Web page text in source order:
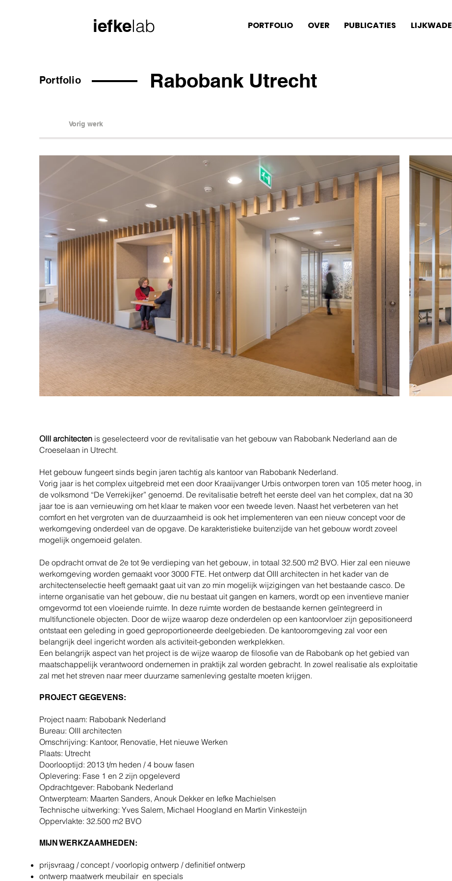
iefkelab PORTFOLIO OVER PUBLICATIES LIJKWADE
Portfolio Rabobank Utrecht
Vorig werk
OIII architecten is geselecteerd voor de revitalisatie van het gebouw van Rabobank Nederland aan de
Croeselaan in Utrecht.
Het gebouw fungeert sinds begin jaren tachtig als kantoor van Rabobank Nederland.
Vorig jaar is het complex uitgebreid met een door Kraaijvanger Urbis ontworpen toren van 105 meter hoog, in
de volksmond “De Verrekijker” genoemd. De revitalisatie betreft het eerste deel van het complex, dat na 30
jaar toe is aan vernieuwing om het klaar te maken voor een tweede leven. Naast het verbeteren van het
comfort en het vergroten van de duurzaamheid is ook het implementeren van een nieuw concept voor de
werkomgeving onderdeel van de opgave. De karakteristieke buitenzijde van het gebouw wordt zoveel
mogelijk ongemoeid gelaten.
De opdracht omvat de 2e tot 9e verdieping van het gebouw, in totaal 32.500 m2 BVO. Hier zal een nieuwe
werkomgeving worden gemaakt voor 3000 FTE. Het ontwerp dat OIII architecten in het kader van de
architectenselectie heeft gemaakt gaat uit van zo min mogelijk wijzigingen van het bestaande casco. De
interne organisatie van het gebouw, die nu bestaat uit gangen en kamers, wordt op een inventieve manier
omgevormd tot een vloeiende ruimte. In deze ruimte worden de bestaande kernen geïntegreerd in
multifunctionele objecten. Door de wijze waarop deze onderdelen op een kantoorvloer zijn gepositioneerd
ontstaat een geleding in goed geproportioneerde deelgebieden. De kantooromgeving zal voor een
belangrijk deel ingericht worden als activiteit-gebonden werkplekken.
Een belangrijk aspect van het project is de wijze waarop de filosofie van de Rabobank op het gebied van
maatschappelijk verantwoord ondernemen in praktijk zal worden gebracht. In zowel realisatie als exploitatie
zal met het streven naar meer duurzame samenleving gestalte moeten krijgen.
PROJECT GEGEVENS:
Project naam: Rabobank Nederland
Bureau: OIII architecten
Omschrijving: Kantoor, Renovatie, Het nieuwe Werken
Plaats: Utrecht
Doorlooptijd: 2013 t/m heden / 4 bouw fasen
Oplevering: Fase 1 en 2 zijn opgeleverd
Opdrachtgever: Rabobank Nederland
Ontwerpteam: Maarten Sanders, Anouk Dekker en Iefke Machielsen
Technische uitwerking: Yves Salem, Michael Hoogland en Martin Vinkesteijn
Oppervlakte: 32.500 m2 BVO
MIJN WERKZAAMHEDEN:
prijsvraag / concept / voorlopig ontwerp / definitief ontwerp
ontwerp maatwerk meubilair en specials